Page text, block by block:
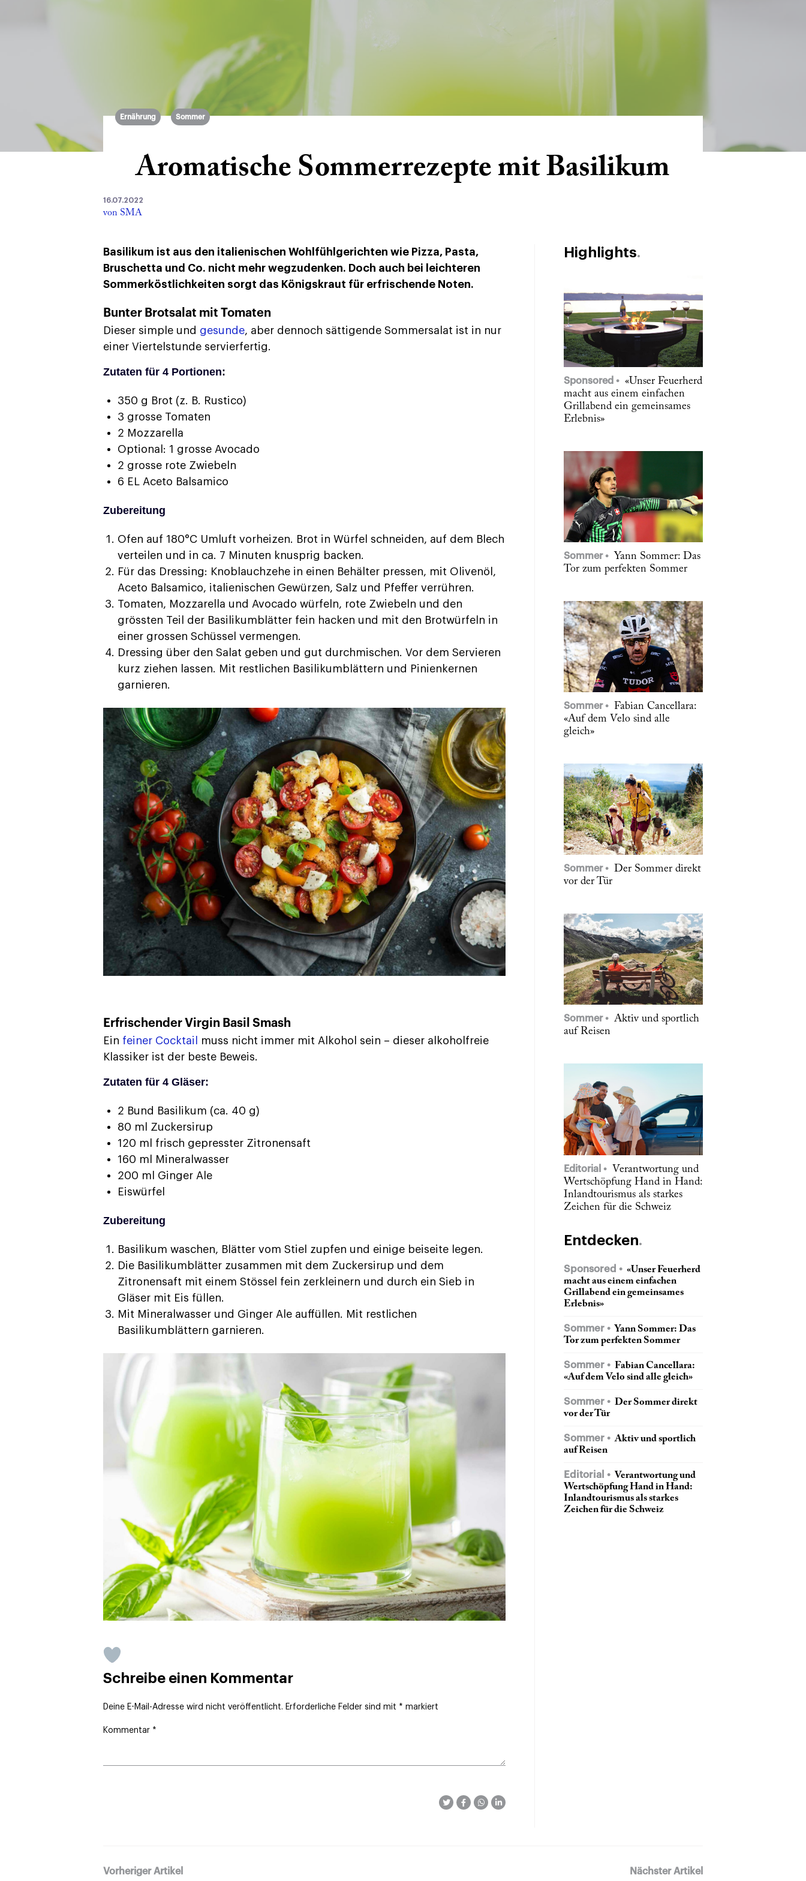
Ernährung Sommer
Aromatische Sommerrezepte mit Basilikum
16.07.2022
von SMA
Basilikum ist aus den italienischen Wohlfühlgerichten wie Pizza, Pasta,
Bruschetta und Co. nicht mehr wegzudenken. Doch auch bei leichteren
Sommerköstlichkeiten sorgt das Königskraut für erfrischende Noten.
Bunter Brotsalat mit Tomaten
Dieser simple und gesunde, aber dennoch sättigende Sommersalat ist in nur
einer Viertelstunde servierfertig.
Zutaten für 4 Portionen:
350 g Brot (z. B. Rustico)
3 grosse Tomaten
2 Mozzarella
Optional: 1 grosse Avocado
2 grosse rote Zwiebeln
6 EL Aceto Balsamico
Zubereitung
Ofen auf 180°C Umluft vorheizen. Brot in Würfel schneiden, auf dem Blech
verteilen und in ca. 7 Minuten knusprig backen.
Für das Dressing: Knoblauchzehe in einen Behälter pressen, mit Olivenöl,
Aceto Balsamico, italienischen Gewürzen, Salz und Pfeffer verrühren.
Tomaten, Mozzarella und Avocado würfeln, rote Zwiebeln und den
grössten Teil der Basilikumblätter fein hacken und mit den Brotwürfeln in
einer grossen Schüssel vermengen.
Dressing über den Salat geben und gut durchmischen. Vor dem Servieren
kurz ziehen lassen. Mit restlichen Basilikumblättern und Pinienkernen
garnieren.
Erfrischender Virgin Basil Smash
Ein feiner Cocktail
muss nicht immer mit Alkohol sein – dieser alkoholfreie
Klassiker ist der beste Beweis.
Zutaten für 4 Gläser:
2 Bund Basilikum (ca. 40 g)
80 ml Zuckersirup
120 ml frisch gepresster Zitronensaft
160 ml Mineralwasser
200 ml Ginger Ale
Eiswürfel
Zubereitung
Basilikum waschen, Blätter vom Stiel zupfen und einige beiseite legen.
Die Basilikumblätter zusammen mit dem Zuckersirup und dem
Zitronensaft mit einem Stössel fein zerkleinern und durch ein Sieb in
Gläser mit Eis füllen.
Mit Mineralwasser und Ginger Ale auffüllen. Mit restlichen
Basilikumblättern garnieren.
Schreibe einen Kommentar
Deine E-Mail-Adresse wird nicht veröffentlicht. Erforderliche Felder sind mit * markiert
Kommentar *
Highlights
Sponsored
«Unser Feuerherd
macht aus einem einfachen
Grillabend ein gemeinsames
Erlebnis»
Sommer
Yann Sommer: Das
Tor zum perfekten Sommer
Sommer
Fabian Cancellara:
«Auf dem Velo sind alle
gleich»
Sommer
Der Sommer direkt
vor der Tür
Sommer
Aktiv und sportlich
auf Reisen
Editorial
Verantwortung und
Wertschöpfung Hand in Hand:
Inlandtourismus als starkes
Zeichen für die Schweiz
Entdecken
Sponsored
«Unser Feuerherd
macht aus einem einfachen
Grillabend ein gemeinsames
Erlebnis»
Sommer
Yann Sommer: Das
Tor zum perfekten Sommer
Sommer
Fabian Cancellara:
«Auf dem Velo sind alle gleich»
Sommer
Der Sommer direkt
vor der Tür
Sommer
Aktiv und sportlich
auf Reisen
Editorial
Verantwortung und
Wertschöpfung Hand in Hand:
Inlandtourismus als starkes
Zeichen für die Schweiz
Vorheriger Artikel Nächster Artikel